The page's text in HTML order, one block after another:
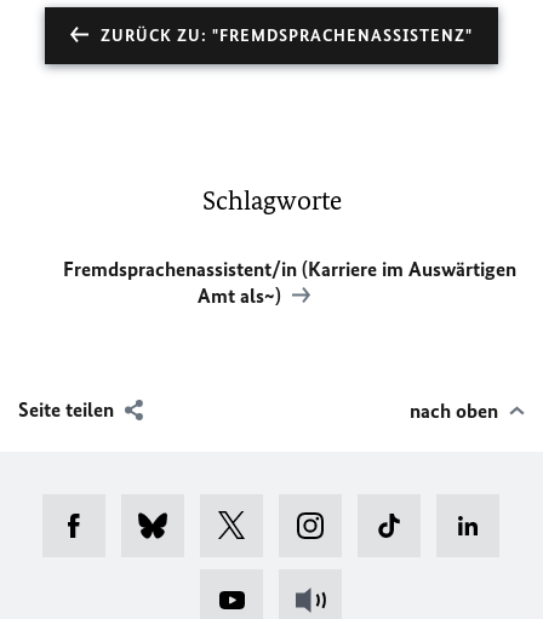
ZURÜCK ZU: "FREMDSPRACHEN­ASSISTENZ"
Schlagworte
Fremdsprachenassistent/in (Karriere im Auswärtigen
Amt als~)
Seite teilen nach oben